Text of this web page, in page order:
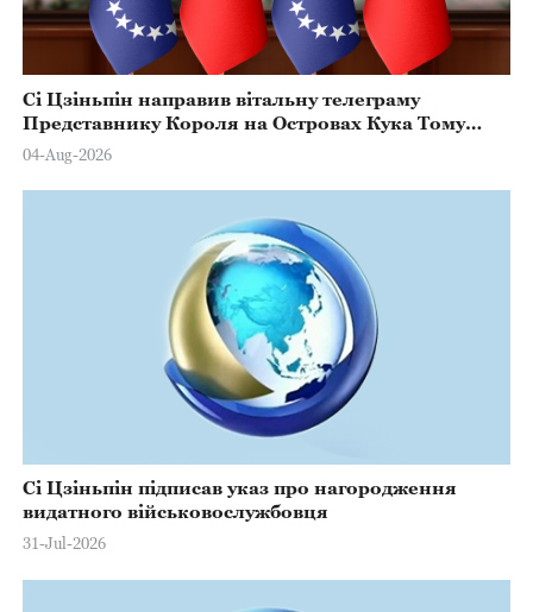
Сі Цзіньпін направив вітальну телеграму
Представнику Короля на Островах Кука Тому
Марстерсу з нагоди Дня Конституції
04-Aug-2026
Сі Цзіньпін підписав указ про нагородження
видатного військовослужбовця
31-Jul-2026